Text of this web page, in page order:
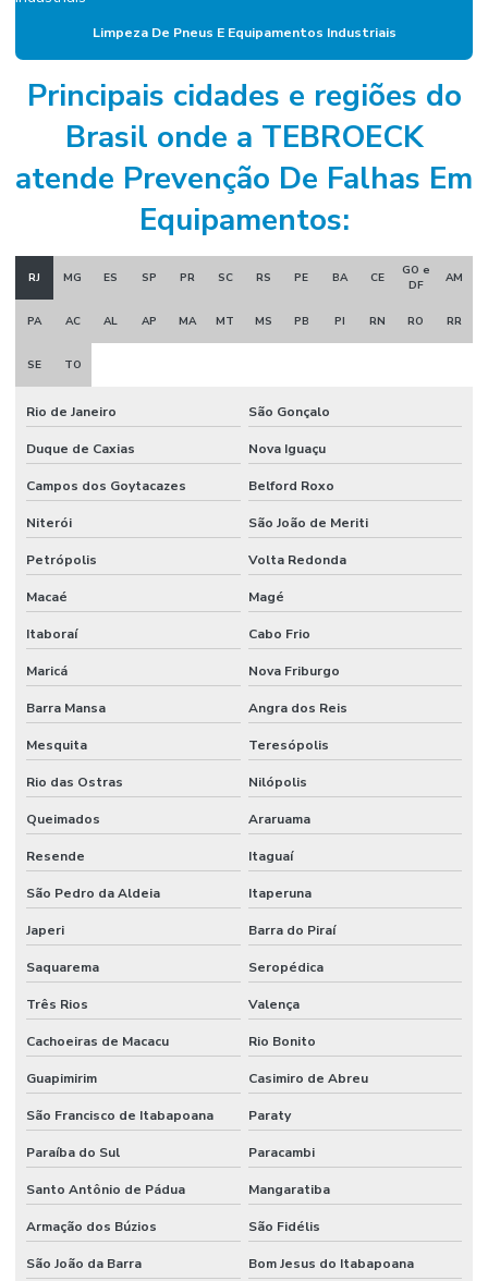
Empresa de manutenção corporativa
Empresa de manutenção industrial
Empresa de manutenção preventiva
Empresa de mão de obra industrial
Empresa de mão de obra técnica
Empresa de montagem industrial
Empresa de prestação de serviços de mão de obra
Empresa de projeto industrial
Empresa de projeto de manutenção
Empresa de projetos em engenharia
Empresa que terceiriza mao de obra
Empresas prestadoras de serviços de mão de obra terceirizada
Empresas que terceirizam serviços de produção
Engenheiros terceirizados
Equipe mao de obra temporaria e terceirizada
Facilities industrial
Gestão de ativos
Gestão de custos de manutenção para empresas
Gestão De Manutenção Preditiva
Gestão estratégica de ativos industriais
Higienização De Área Comum
Higienização De Superfícies Comerciais E Industriais
Higienização Profunda De Ambientes Comerciais
Higienização Profunda De Escritórios E Sanitários
Implantação De Manutenção Preditiva
Implementação De Manutenção Preditiva
Limpeza De Pneus E Equipamentos Industriais
Principais cidades e regiões do
Brasil onde a TEBROECK
atende Prevenção De Falhas Em
Equipamentos:
RJ MG ES SP PR SC RS PE BA CE
GO e
DF
AM
PA AC AL AP MA MT MS PB PI RN RO RR
SE TO
Rio de Janeiro São Gonçalo
Duque de Caxias Nova Iguaçu
Campos dos Goytacazes Belford Roxo
Niterói São João de Meriti
Petrópolis Volta Redonda
Macaé Magé
Itaboraí Cabo Frio
Maricá Nova Friburgo
Barra Mansa Angra dos Reis
Mesquita Teresópolis
Rio das Ostras Nilópolis
Queimados Araruama
Resende Itaguaí
São Pedro da Aldeia Itaperuna
Japeri Barra do Piraí
Saquarema Seropédica
Três Rios Valença
Cachoeiras de Macacu Rio Bonito
Guapimirim Casimiro de Abreu
São Francisco de Itabapoana Paraty
Paraíba do Sul Paracambi
Santo Antônio de Pádua Mangaratiba
Armação dos Búzios São Fidélis
São João da Barra Bom Jesus do Itabapoana